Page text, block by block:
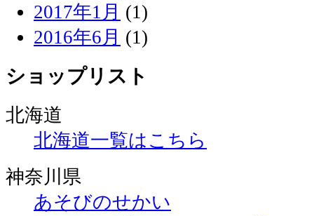
2017年1月 (1)
2016年6月 (1)
ショップリスト
北海道
北海道一覧はこちら
神奈川県
あそびのせかい